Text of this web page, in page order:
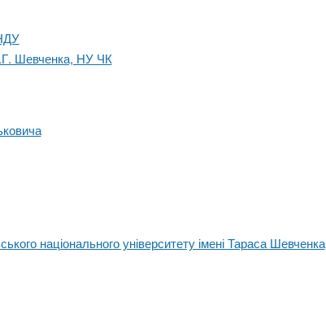
Шевченка, НУ ЧК
національного університету імені Тараса Шевченка